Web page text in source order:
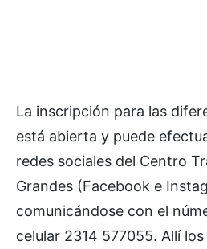
La inscripción para las
está abierta y puede
redes sociales del Centro
Grandes (Facebook e
comunicándose con el
celular 2314 577055. Allí